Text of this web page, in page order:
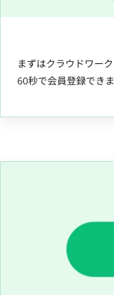
まずはクラウドワー
60秒で会員登録できま